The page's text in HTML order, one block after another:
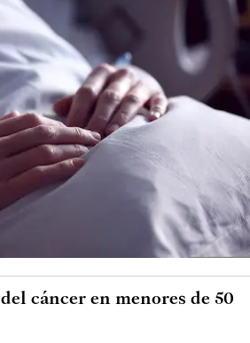
cáncer en menores de 50